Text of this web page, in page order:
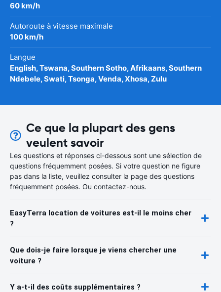
60 km/h
Autoroute à vitesse maximale
100 km/h
Langue
English, Tswana, Southern Sotho, Afrikaans, Southern
Ndebele, Swati, Tsonga, Venda, Xhosa, Zulu
Ce que la plupart des gens
veulent savoir
Les questions et réponses ci-dessous sont une sélection de
questions fréquemment posées. Si votre question ne figure
pas dans la liste, veuillez consulter la page des questions
fréquemment posées. Ou contactez-nous.
EasyTerra location de voitures est-il le moins cher
?
Que dois-je faire lorsque je viens chercher une
voiture ?
Y a-t-il des coûts supplémentaires ?